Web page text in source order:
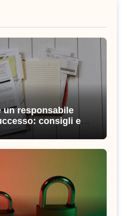
un responsabile
consigli e